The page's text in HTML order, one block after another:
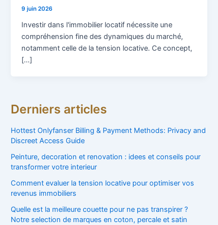
9 juin 2026
Investir dans l'immobilier locatif nécessite une
compréhension fine des dynamiques du marché,
notamment celle de la tension locative. Ce concept,
[…]
Derniers articles
Hottest Onlyfanser Billing & Payment Methods: Privacy and
Discreet Access Guide
Peinture, decoration et renovation : idees et conseils pour
transformer votre interieur
Comment evaluer la tension locative pour optimiser vos
revenus immobiliers
Quelle est la meilleure couette pour ne pas transpirer ?
Notre selection de marques en coton, percale et satin